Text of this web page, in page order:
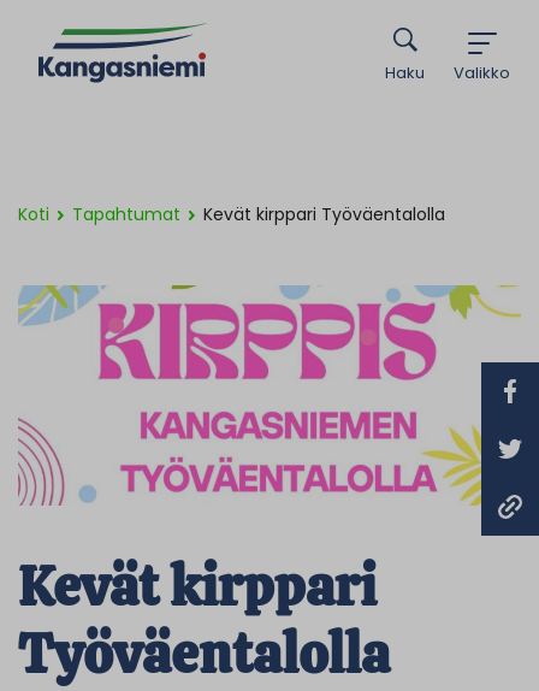
Valikko
Haku
Koti Tapahtumat Kevät kirppari Työväentalolla
Kevät kirppari
Työväentalolla